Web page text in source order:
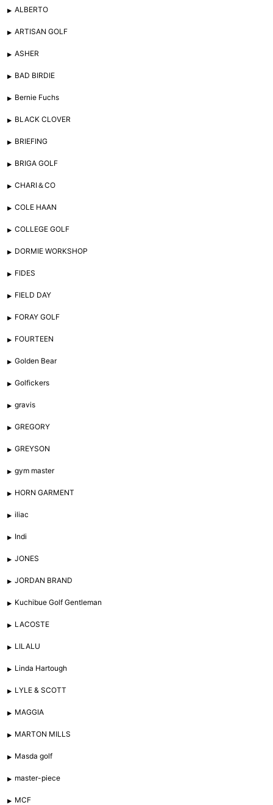
ALBERTO
ARTISAN GOLF
ASHER
BAD BIRDIE
Bernie Fuchs
BLACK CLOVER
BRIEFING
BRIGA GOLF
CHARI＆CO
COLE HAAN
COLLEGE GOLF
DORMIE WORKSHOP
FIDES
FIELD DAY
FORAY GOLF
FOURTEEN
Golden Bear
Golfickers
gravis
GREGORY
GREYSON
gym master
HORN GARMENT
iliac
Indi
JONES
JORDAN BRAND
Kuchibue Golf Gentleman
LACOSTE
LILALU
Linda Hartough
LYLE & SCOTT
MAGGIA
MARTON MILLS
Masda golf
master-piece
MCF